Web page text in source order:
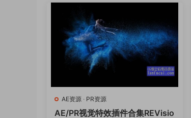
AE资源 · PR资源
AE/PR视觉特效插件合集REVisio